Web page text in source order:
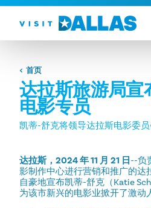
跳转到内容
首页
达拉斯旅游局宣
电影专员
凯蒂-舒克将领导达拉斯电影委
达拉斯，2024 年 11 月 21 日 --负
影制作中心进行营销和推广的达
自豪地宣布凯蒂-舒克（Katie
为该市新兴的电影业掀开了激动